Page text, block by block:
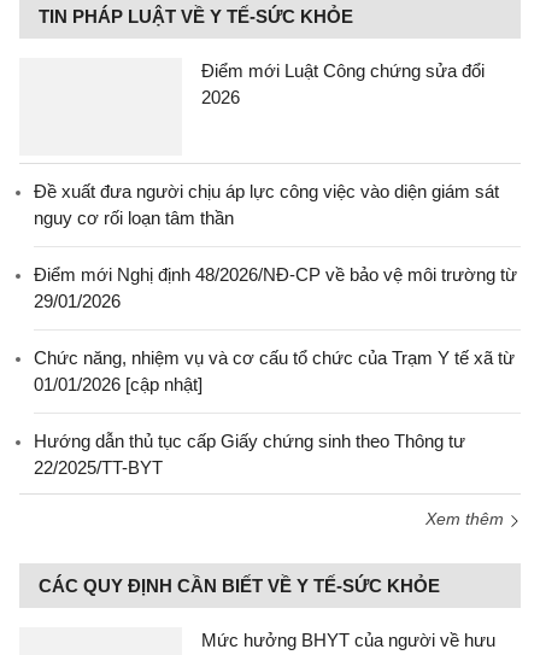
TIN PHÁP LUẬT VỀ Y TẾ-SỨC KHỎE
Điểm mới Luật Công chứng sửa đổi
2026
Đề xuất đưa người chịu áp lực công việc vào diện giám sát
nguy cơ rối loạn tâm thần
Điểm mới Nghị định 48/2026/NĐ-CP về bảo vệ môi trường từ
29/01/2026
Chức năng, nhiệm vụ và cơ cấu tổ chức của Trạm Y tế xã từ
01/01/2026 [cập nhật]
Hướng dẫn thủ tục cấp Giấy chứng sinh theo Thông tư
22/2025/TT-BYT
Xem thêm
CÁC QUY ĐỊNH CẦN BIẾT VỀ Y TẾ-SỨC KHỎE
Mức hưởng BHYT của người về hưu